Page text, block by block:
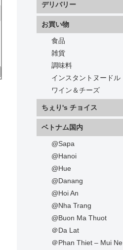
デリバリー
お買い物
食品
雑貨
調味料
インスタントヌードル
ワイン＆チーズ
ちぇり's チョイス
ベトナム国内
@Sapa
@Hanoi
@Hue
@Danang
@Hoi An
@Nha Trang
@Buon Ma Thuot
＠Da Lat
＠Phan Thiet – Mui Ne